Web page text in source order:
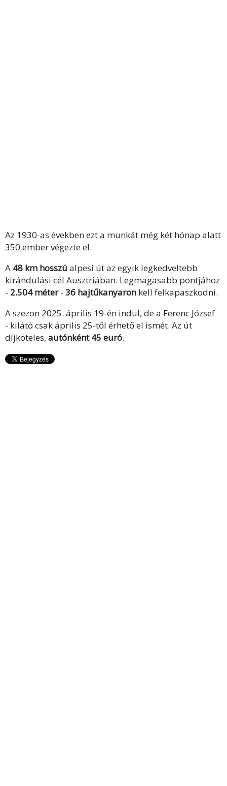
Az 1930-as években ezt a munkát még két hónap alatt
350 ember végezte el.
A 48 km hosszú alpesi út az egyik legkedveltebb
kirándulási cél Ausztriában. Legmagasabb pontjához
- 2.504 méter- 36 hajtűkanyaron kell felkapaszkodni.
A szezon 2025. április 19-én indul, de a Ferenc József
- kilátó csak április 25-től érhető el ismét. Az út
díjköteles, autónként 45 euró.